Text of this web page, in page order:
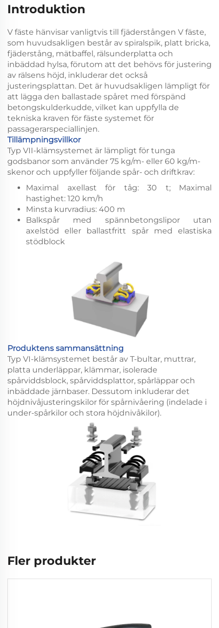
Introduktion
V fäste hänvisar vanligtvis till fjäderstången V fäste,
som huvudsakligen består av spiralspik, platt bricka,
fjäderstång, mätbaffel, rälsunderplatta och
inbäddad hylsa, förutom att det behövs för justering
av rälsens höjd, inkluderar det också
justeringsplattan. Det är huvudsakligen lämpligt för
att lägga den ballastade spåret med förspänd
betongskulderkudde, vilket kan uppfylla de
tekniska kraven för fäste systemet för
passagerarspeciallinjen.
Tillämpningsvillkor
Typ VII-klämsystemet är lämpligt för tunga
godsbanor som använder 75 kg/m- eller 60 kg/m-
skenor och uppfyller följande spår- och driftkrav:
Maximal axellast för tåg: 30 t; Maximal
hastighet: 120 km/h
Minsta kurvradius: 400 m
Balkspår med spännbetongslipor utan
axelstöd eller ballastfritt spår med elastiska
stödblock
Produktens sammansättning
Typ VI-klämsystemet består av T-bultar, muttrar,
platta underläppar, klämmar, isolerade
spårviddsblock, spårviddsplattor, spårläppar och
inbäddade järnbaser. Dessutom inkluderar det
höjdnivåjusteringskilor för spårnivåering (indelade i
under-spårkilor och stora höjdnivåkilor).
Fler produkter